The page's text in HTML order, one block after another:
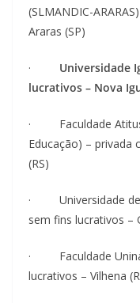
(SLMANDIC-
Araras (SP)
· Universidade
lucrativos – Nova
· Faculdade Atitus
Educação) – privada
(RS)
· Universidade de
sem fins lucrativos –
· Faculdade
lucrativos – Vilhena